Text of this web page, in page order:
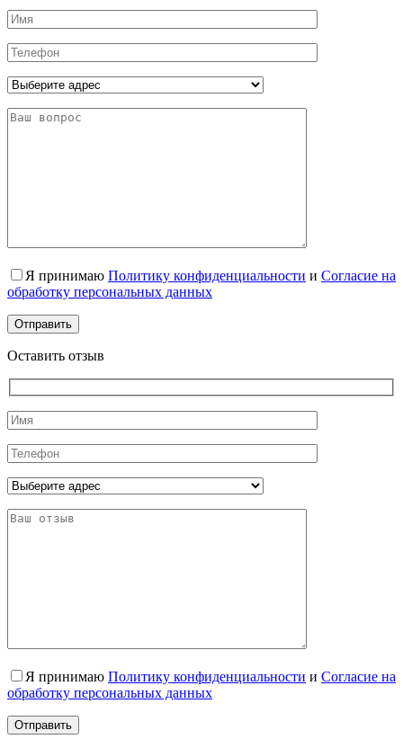
Я принимаю Политику конфиденциальности и Согласие на
обработку персональных данных
Оставить отзыв
Я принимаю Политику конфиденциальности и Согласие на
обработку персональных данных